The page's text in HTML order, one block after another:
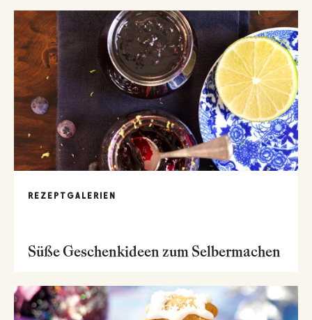
REZEPTGALERIEN
Süße Geschenkideen zum Selbermachen